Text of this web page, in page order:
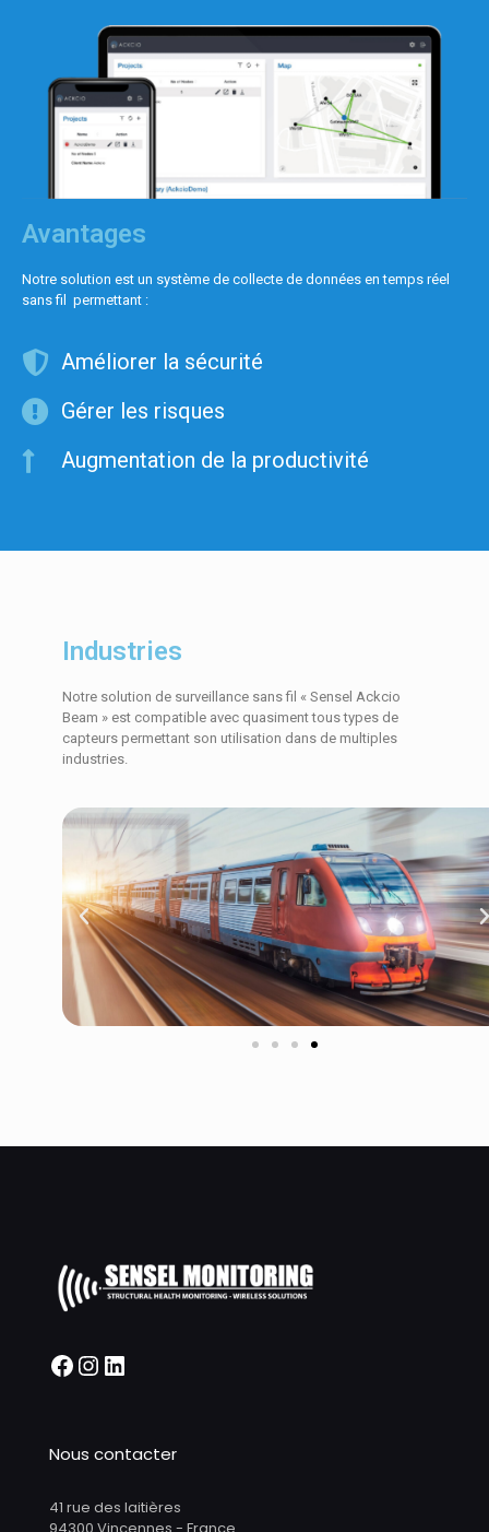
Avantages
Notre solution est un système de collecte de données en temps réel
sans fil permettant :
Améliorer la sécurité
Gérer les risques
Augmentation de la productivité
Industries
Notre solution de surveillance sans fil « Sensel Ackcio
Beam » est compatible avec quasiment tous types de
capteurs permettant son utilisation dans de multiples
industries.
Nous contacter
41 rue des laitières
94300 Vincennes - France